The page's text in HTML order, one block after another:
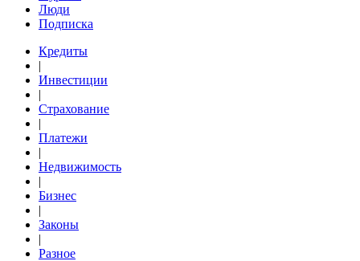
Люди
Подписка
Кредиты
|
Инвестиции
|
Страхование
|
Платежи
|
Недвижимость
|
Бизнес
|
Законы
|
Разное